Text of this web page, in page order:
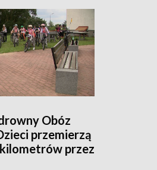
Obóz
przemierzą
przez